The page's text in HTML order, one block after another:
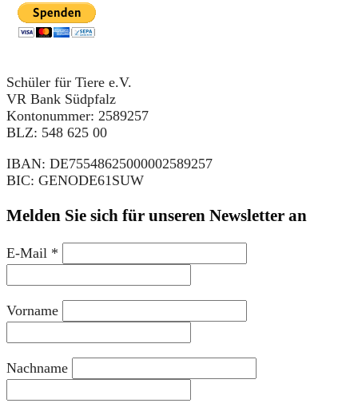
Schüler für Tiere e.V.
VR Bank Südpfalz
Kontonummer: 2589257
BLZ: 548 625 00
IBAN: DE75548625000002589257
BIC: GENODE61SUW
Melden Sie sich für unseren Newsletter an
E-Mail *
Vorname
Nachname